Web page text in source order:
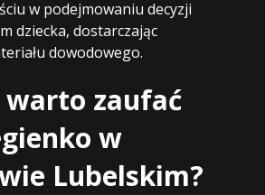
w podejmowaniu decyzji
dziecka, dostarczając
dowodowego.
warto zaufać
w
Lubelskim?